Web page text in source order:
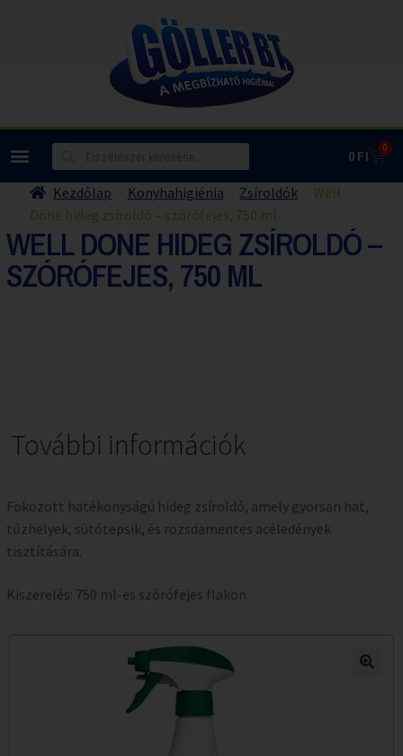
0Ft 0
Kezdőlap Konyhahigiénia Zsíroldók
Well
Done hideg zsíroldó – szórófejes, 750 ml
WELL DONE HIDEG ZSÍROLDÓ –
SZÓRÓFEJES, 750 ML
További információk
Fokozott hatékonyságú hideg zsíroldó, amely gyorsan hat,
tűzhelyek, sütőtepsik, és rozsdamentes acéledények
tisztítására.
Kiszerelés: 750 ml-es szórófejes flakon